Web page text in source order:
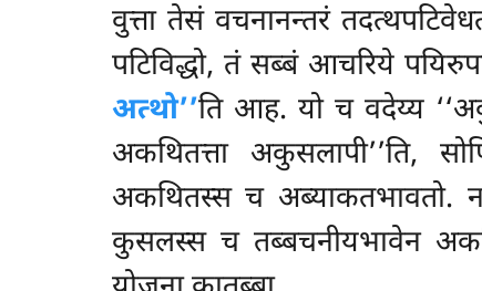
वुत्ता तेसं वचनानन्तरं
पटिविद्धो, तं सब्बं आचरिये
अत्थो’’ति आह. यो च वदेय्य
अकथितत्ता अकुसलापी’’ति,
अकथितस्स च अब्याकतभावतो.
कुसलस्स च तब्बचनीयभावेन